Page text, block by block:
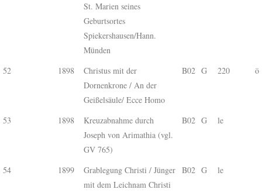
St. Marien seines
Geburtsortes
Spiekershausen/Hann.
Münden
52 1898
Christus mit der
Dornenkrone / An der
Geißelsäule/ Ecce Homo
B02 G 220 ö
53 1898
Kreuzabnahme durch
Joseph von Arimathia (vgl.
GV 765)
B02 G le
54 1899
Grablegung Christi / Jünger
mit dem Leichnam Christi
B02 G le